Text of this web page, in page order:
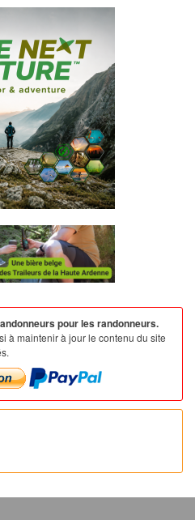
pour les randonneurs.
à maintenir à jour le contenu du site